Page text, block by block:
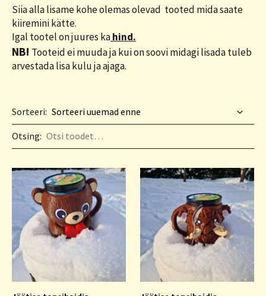
Siia alla lisame kohe olemas olevad tooted mida saate
kiiremini kätte.
Igal tootel on juures kahind.
NB! Tooteid ei muuda ja kui on soovi midagi lisada tuleb
arvestada lisa kulu ja ajaga.
Sorteeri:
Otsing: